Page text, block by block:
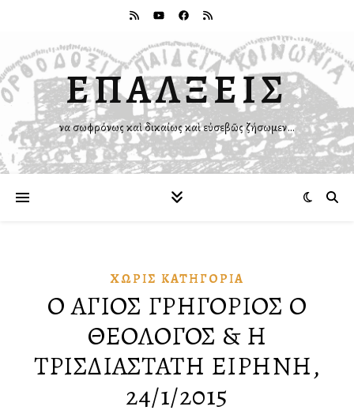
ΕΠΑΛΞΕΙΣ
Ἵνα σωφρόνως καὶ δικαίως καὶ εὐσεβῶς ζήσωμεν…
ΧΩΡΊΣ ΚΑΤΗΓΟΡΊΑ
Ο ΑΓΙΟΣ ΓΡΗΓΟΡΙΟΣ Ο
ΘΕΟΛΟΓΟΣ & Η
ΤΡΙΣΔΙΑΣΤΑΤΗ ΕΙΡΗΝΗ,
24/1/2015